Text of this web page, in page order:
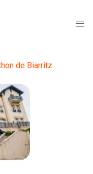
de Biarritz